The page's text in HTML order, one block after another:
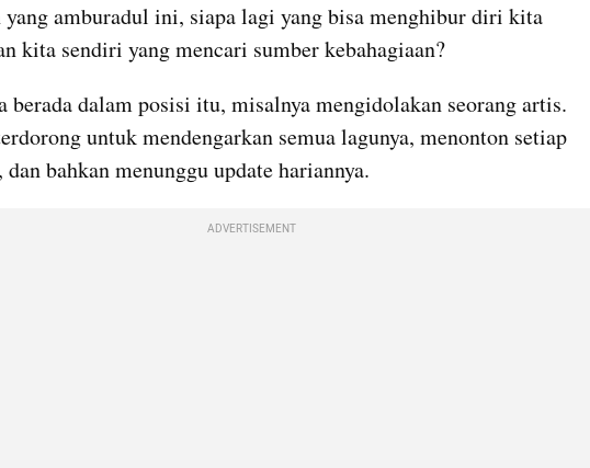
yang amburadul ini, siapa lagi yang bisa menghibur diri kita
kita sendiri yang mencari sumber kebahagiaan?
berada dalam posisi itu, misalnya mengidolakan seorang artis.
untuk mendengarkan semua lagunya, menonton setiap
dan bahkan menunggu update hariannya.
ADVERTISEMENT